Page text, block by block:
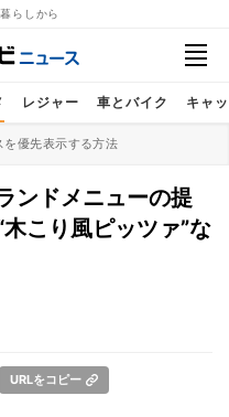
らしから
レジャー 車とバイク キャ
優先表示する方法
ンドメニューの提
こり風ピッツァ”な
URLをコピー